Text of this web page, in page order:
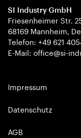
SI Industry GmbH
Friesenheimer Str.
68169 Mannheim,
Telefon: +49 621
E-Mail: office@si-
Impressum
Datenschutz
AGB